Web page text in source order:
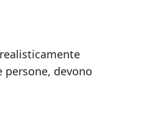
persone, devono